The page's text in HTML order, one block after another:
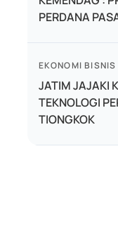
PERDANA
EKONOMI BISNIS
JATIM JAJAKI
TEKNOLOGI
TIONGKOK